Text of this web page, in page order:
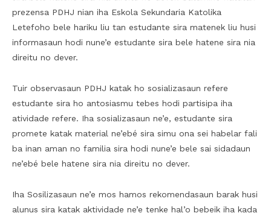
prezensa PDHJ nian iha Eskola Sekundaria Katolika
Letefoho bele hariku liu tan estudante sira matenek liu husi
informasaun hodi nune’e estudante sira bele hatene sira nia
direitu no dever.
Tuir observasaun PDHJ katak ho sosializasaun refere
estudante sira ho antosiasmu tebes hodi partisipa iha
atividade refere. Iha sosializasaun ne’e, estudante sira
promete katak material ne’ebé sira simu ona sei habelar fali
ba inan aman no familia sira hodi nune’e bele sai sidadaun
ne’ebé bele hatene sira nia direitu no dever.
Iha Sosilizasaun ne’e mos hamos rekomendasaun barak husi
alunus sira katak aktividade ne’e tenke hal’o bebeik iha kada